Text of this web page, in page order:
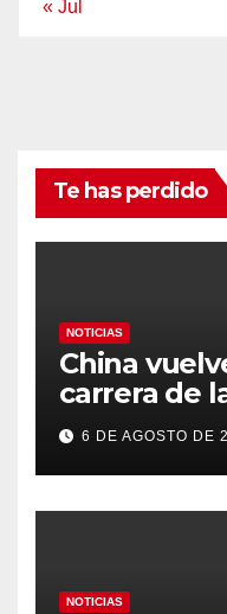
« Jul
Te has perdido
NOTICIAS
China
carrera de
modelo
durante
humana
6 DE AGOSTO DE
NOTICIAS